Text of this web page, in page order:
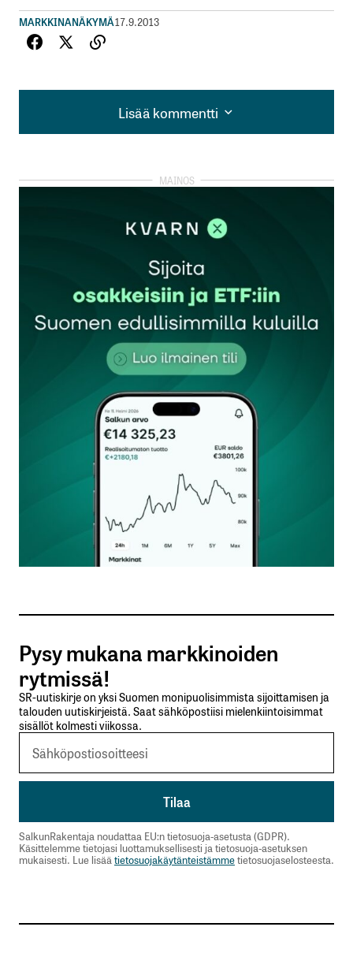
MARKKINANÄKYMÄ17.9.2013
Lisää kommentti
Lisää kommentti
kirjautua
rekisteröityä
Sähköpostiosoitettasi ei julkaista.Pakolliset
kentät on merkitty*
Kommentti*
Nimesi tai nimimerkkisi
Sähköpostiosoitteesi
Tilaa SalkunRakentajan uutiskirje
Lähetä kommentti
Pysy mukana markkinoiden
rytmissä!
SR-uutiskirje on yksi Suomen monipuolisimmista sijoittamisen ja
talouden uutiskirjeistä. Saat sähköpostiisi mielenkiintoisimmat
sisällöt kolmesti viikossa.
SalkunRakentaja noudattaa EU:n tietosuoja-asetusta (GDPR).
Käsittelemme tietojasi luottamuksellisesti ja tietosuoja-asetuksen
mukaisesti. Lue lisää tietosuojakäytänteistämmetietosuojaselosteesta.